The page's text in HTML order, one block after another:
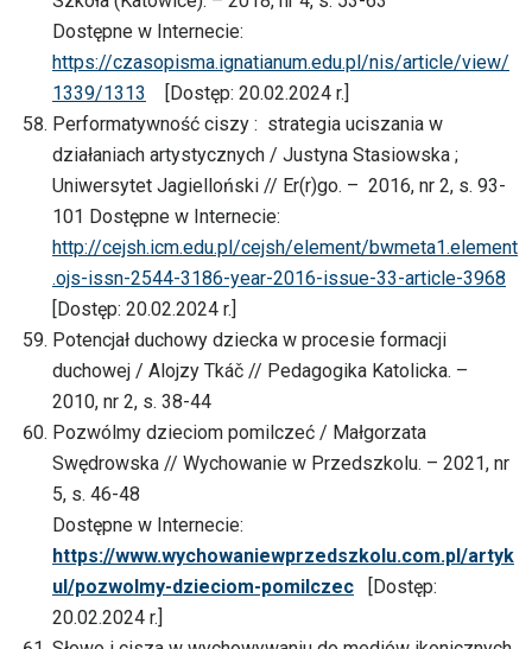
Dostępne w Internecie:
https://czasopisma.ignatianum.edu.pl/nis/article/view/
1339/1313
[Dostęp: 20.02.2024 r.]
Performatywność ciszy : strategia uciszania w
działaniach artystycznych / Justyna Stasiowska ;
Uniwersytet Jagielloński // Er(r)go. – 2016, nr 2, s. 93-
101 Dostępne w Internecie:
http://cejsh.icm.edu.pl/cejsh/element/bwmeta1.element
.ojs-issn-2544-3186-year-2016-issue-33-article-3968
[Dostęp: 20.02.2024 r.]
Potencjał duchowy dziecka w procesie formacji
duchowej / Alojzy Tkáč // Pedagogika Katolicka. –
2010, nr 2, s. 38-44
Pozwólmy dzieciom pomilczeć / Małgorzata
Swędrowska // Wychowanie w Przedszkolu. – 2021, nr
5, s. 46-48
Dostępne w Internecie:
https://www.wychowaniewprzedszkolu.com.pl/artyk
ul/pozwolmy-dzieciom-pomilczec
[Dostęp:
20.02.2024 r.]